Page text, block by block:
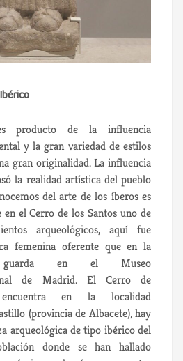
producto de la influencia
y la gran variedad de estilos
gran originalidad. La influencia
la realidad artística del pueblo
del arte de los íberos es
el Cerro de los Santos uno de
arqueológicos, aquí fue
femenina oferente que en la
guarda en el Museo
de Madrid. El Cerro de
en la localidad
(provincia de Albacete), hay
arqueológica de tipo ibérico del
donde se han hallado